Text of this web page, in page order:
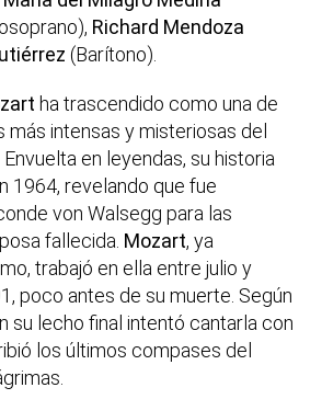
Richard Mendoza
(Barítono).
ha trascendido como una de
más intensas y misteriosas del
en leyendas, su historia
1964, revelando que fue
von Walsegg para las
fallecida. Mozart, ya
trabajó en ella entre julio y
poco antes de su muerte. Según
su lecho final intentó cantarla con
los últimos compases del